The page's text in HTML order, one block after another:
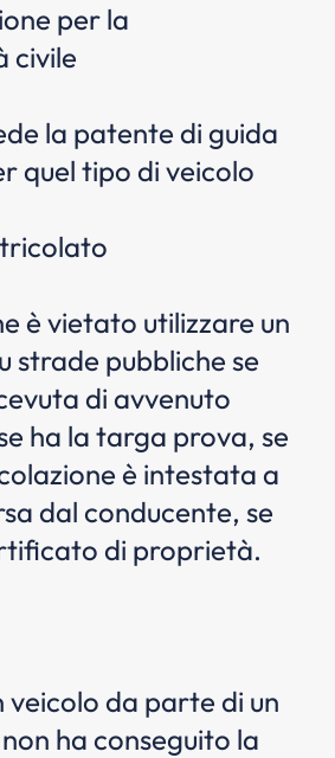
per la
civile
la patente di guida
quel tipo di veicolo
è vietato utilizzare un
strade pubbliche se
di avvenuto
ha la targa prova, se
è intestata a
dal conducente, se
di proprietà.
veicolo da parte di un
ha conseguito la